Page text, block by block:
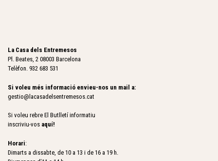
La Casa dels Entremesos
Pl. Beates, 2 08003 Barcelona
Telèfon. 932 683 531
Si voleu més informació envieu-nos un mail a:
gestio@lacasadelsentremesos.cat
Si voleu rebre El Butlletí informatiu
inscriviu-vos aquí!
Horari:
Dimarts a dissabte, de 10 a 13 i de 16 a 19 h.